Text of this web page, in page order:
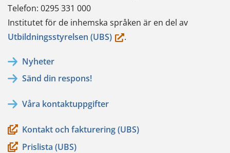
Telefon: 0295 331 000
Institutet för de inhemska språken är en del av
Utbildningsstyrelsen (UBS)(du.
Nyheter
Sänd din respons!
Våra kontaktuppgifter
Kontakt och fakturering (UBS)
Prislista (UBS)